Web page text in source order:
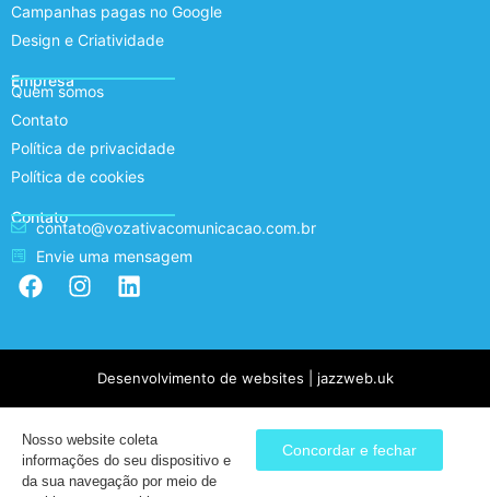
Campanhas pagas no Google
Design e Criatividade
Empresa
Quem somos
Contato
Política de privacidade
Política de cookies
Contato
contato@vozativacomunicacao.com.br
Envie uma mensagem
Desenvolvimento de websites | jazzweb.uk
Nosso website coleta
informações do seu dispositivo e
da sua navegação por meio de
Concordar e fechar